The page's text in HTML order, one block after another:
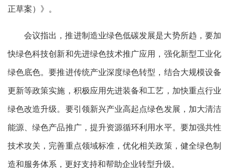
正草案）》。
会议指出，推进制造业绿色低碳发展是大势所趋，要加
快绿色科技创新和先进绿色技术推广应用，强化新型工业化
绿色底色。要推进传统产业深度绿色转型，结合大规模设备
更新等政策实施，积极应用先进装备和工艺，加快重点行业
绿色改造升级。要引领新兴产业高起点绿色发展，加大清洁
能源、绿色产品推广，提升资源循环利用水平。要加强共性
技术攻关，完善重点领域标准，优化相关政策，健全绿色制
造和服务体系，更好支持和帮助企业转型升级。